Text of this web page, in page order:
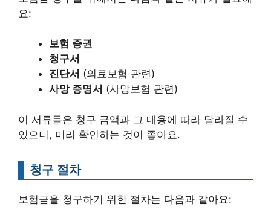
요:
보험 증권
청구서
진단서 (의료보험 관련)
사망 증명서 (사망보험 관련)
이 서류들은 청구 금액과 그 내용에 따라 달라질 수
있으니, 미리 확인하는 것이 좋아요.
청구 절차
보험금을 청구하기 위한 절차는 다음과 같아요: